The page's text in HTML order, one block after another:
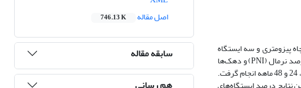
بررسی نوسانات عمق آب زیرزمینی تحت تاثیر خشکسالی هواشناسی در آبخوان کمیجان است. بدین منظور با دریافت اطلاعات 32 چاه پیزومتری و سه ایستگاه
هواشناسی کمیجان، قهاوند و خنداب واقع در محدوده آبخوان، اثر خشکسالی هواشناسی از طریق شاخص‌های خشکسالی بارش استاندارد شده (SPI)، درصد نرمال (PNI) و دهک‌ها
(DI) بر شاخص آب‌های زیرزمینی (GRI) مطالعه شد. بررسی‌ها براساس آزمون همبستگی پیرسون در مقیاس ماهانه و تاخیرهای زمانی 1، 3، 6، 9، 12، 18، 24 و 48 ماهه انجام گرفت.
اصل مقاله
746.13 K
سابقه مقاله